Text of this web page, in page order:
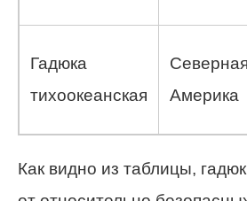
Гадюка
тихоокеанская
Северная
Америка
Как видно из таблицы,